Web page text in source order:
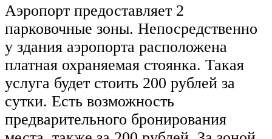
Аэропорт предоставляет 2
парковочные зоны. Непосредственно
у здания аэропорта расположена
платная охраняемая стоянка. Такая
услуга будет стоить 200 рублей за
сутки. Есть возможность
предварительного бронирования